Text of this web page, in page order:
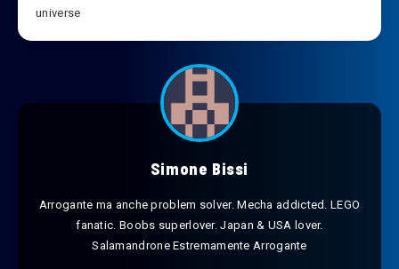
universe
Simone Bissi
Arrogante ma anche problem solver. Mecha addicted. LEGO
fanatic. Boobs superlover. Japan & USA lover.
Salamandrone Estremamente Arrogante